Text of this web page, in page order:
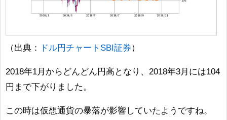
（出典： ドル円チャートSBI証券）
2018年1月からどんどん円高となり、2018年3月には104
円まで下がりました。
この時は仮想通貨の暴落が影響していたようですね。